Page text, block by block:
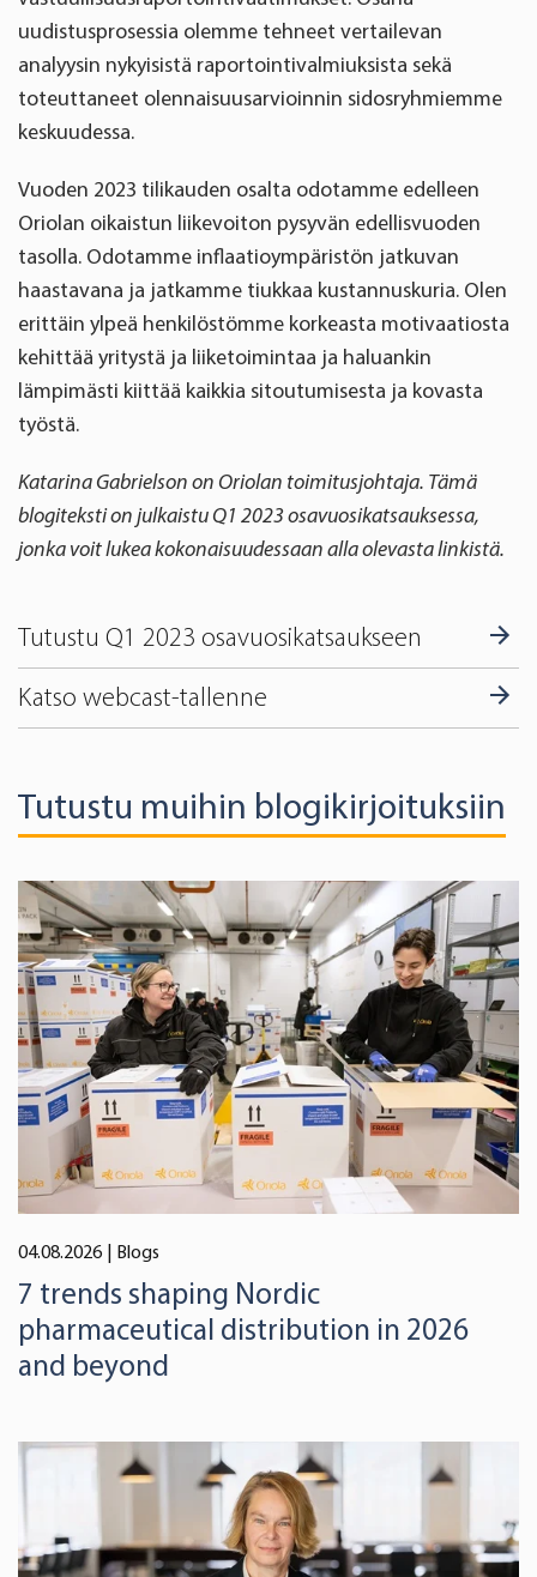
analyse traffic and for advertising. You may change your
preferences below or at any time later.
uudistusprosessia olemme tehneet vertailevan
analyysin nykyisistä raportointivalmiuksista sekä
toteuttaneet olennaisuusarvioinnin sidosryhmiemme
keskuudessa.
Vuoden 2023 tilikauden osalta odotamme edelleen
Oriolan oikaistun liikevoiton pysyvän edellisvuoden
tasolla. Odotamme inflaatioympäristön jatkuvan
haastavana ja jatkamme tiukkaa kustannuskuria. Olen
erittäin ylpeä henkilöstömme korkeasta motivaatiosta
kehittää yritystä ja liiketoimintaa ja haluankin
lämpimästi kiittää kaikkia sitoutumisesta ja kovasta
työstä.
Katarina Gabrielson on Oriolan toimitusjohtaja. Tämä
blogiteksti on julkaistu Q1 2023 osavuosikatsauksessa,
jonka voit lukea kokonaisuudessaan alla olevasta linkistä.
Tutustu Q1 2023 osavuosikatsaukseen
Katso webcast-tallenne
Tutustu muihin blogikirjoituksiin
04.08.2026 | Blogs
7 trends shaping Nordic
pharmaceutical distribution in 2026
and beyond